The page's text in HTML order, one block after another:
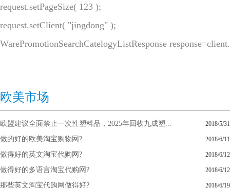
request.setPageSize( 123 );
request.setClient( "jingdong" );
WarePromotionSearchCatelogyListResponse
欧美市场
欧盟建议全面禁止一次性塑料品，2025年回收九成塑... 2018/5/31
做的好的欧美淘宝购物网? 2018/6/11
做得好的英文淘宝代购网? 2018/6/12
做得好的多语言淘宝代购网? 2018/6/12
那些英文淘宝代购网做得好? 2018/6/19